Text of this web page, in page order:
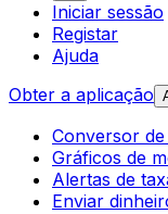
Iniciar sessão
Registar
Ajuda
Obter a aplicação
Conversor de
Gráficos de
Alertas de
Enviar